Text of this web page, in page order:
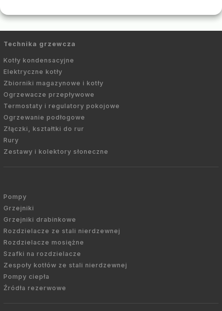
Technika grzewcza
Kotły kondensacyjne
Elektryczne kotły
Zbiorniki magazynowe i kotły
Ogrzewacze przepływowe
Termostaty i regulatory pokojowe
Ogrzewanie podłogowe
Złączki, kształtki do rur
Rury
Zestawy i kolektory słoneczne
Pompy
Grzejniki
Grzejniki drabinkowe
Rozdzielacze ze stali nierdzewnej
Rozdzielacze mosiężne
Szafki na rozdzielacze
Zespoły kotłów ze stali nierdzewnej
Pompy ciepła
Źródła rezerwowe